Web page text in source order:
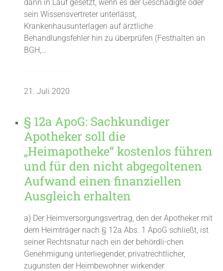
dann in Lauf gesetzt, wenn es der Geschädigte oder
sein Wissensvertreter unterlässt,
Krankenhausunterlagen auf ärztliche
Behandlungsfehler hin zu überprüfen (Festhalten an
BGH,…
21. Juli 2020
§ 12a ApoG: Sachkundiger
Apotheker soll die
„Heimapotheke“ kostenlos führen
und für den nicht abgegoltenen
Aufwand einen finanziellen
Ausgleich erhalten
a) Der Heimversorgungsvertrag, den der Apotheker mit
dem Heimträger nach § 12a Abs. 1 ApoG schließt, ist
seiner Rechtsnatur nach ein der behördli-chen
Genehmigung unterliegender, privatrechtlicher,
zugunsten der Heimbewohner wirkender